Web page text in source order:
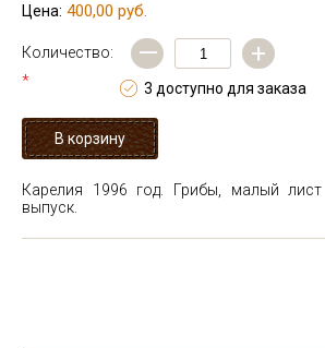
Цена: 400,00 руб.
Количество:
*
— +
3 доступно для заказа
Карелия 1996 год. Грибы, малый
выпуск.